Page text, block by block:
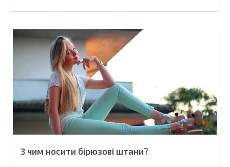
З чим носити бірюзові штани?